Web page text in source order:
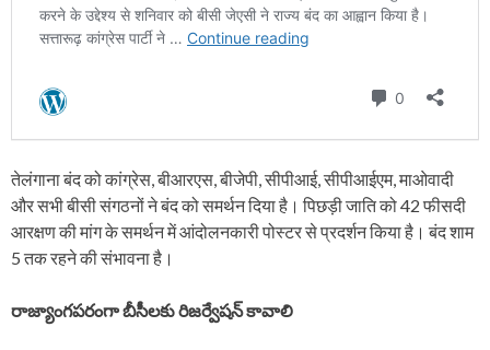
तेलंगाना बंद को कांग्रेस, बीआरएस, बीजेपी, सीपीआई, सीपीआईएम, माओवादी
और सभी बीसी संगठनों ने बंद को समर्थन दिया है। पिछड़ी जाति को 42 फीसदी
आरक्षण की मांग के समर्थन में आंदोलनकारी पोस्टर से प्रदर्शन किया है। बंद शाम
5 तक रहने की संभावना है।
రాజ్యాంగపరంగా బీసీలకు రిజర్వేషన్ కావాలి